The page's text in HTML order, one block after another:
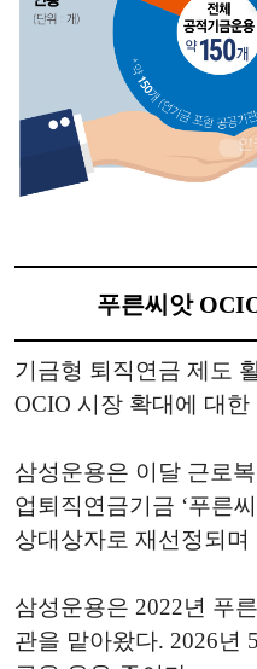
푸른씨앗
기금형 퇴직연금 제도
OCIO 시장 확대에 대
삼성운용은 이달 근로
업퇴직연금기금 ‘푸른
상대상자로 재선정되
삼성운용은 2022년 푸
관을 맡아왔다. 2026년